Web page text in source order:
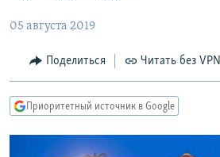
Вернутся
Вернутся
МНЕНИЯ
КУЛЬТУРА
КАВКАЗ.РЕАЛИИ
СЕВЕР.РЕАЛИИ
05 августа 2019
Поделиться Читать без VPN
Приоритетный источник в Google